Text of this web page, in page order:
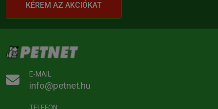
KÉREM AZ AKCIÓKAT
E-MAIL:
info@petnet.hu